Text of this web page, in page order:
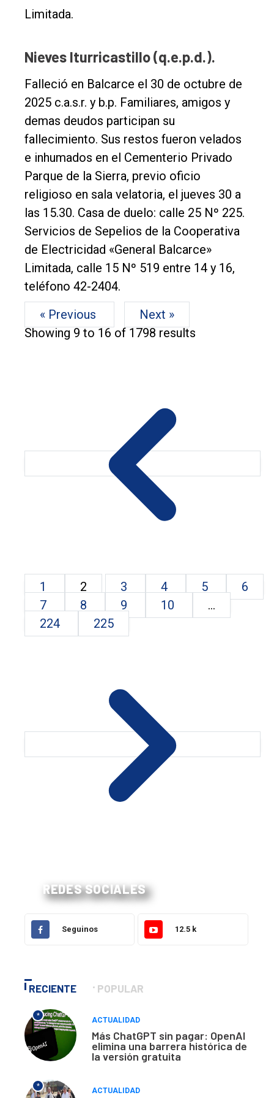
Limitada.
Nieves Iturricastillo (q.e.p.d.).
Falleció en Balcarce el 30 de octubre de
2025 c.a.s.r. y b.p. Familiares, amigos y
demas deudos participan su
fallecimiento. Sus restos fueron velados
e inhumados en el Cementerio Privado
Parque de la Sierra, previo oficio
religioso en sala velatoria, el jueves 30 a
las 15.30. Casa de duelo: calle 25 Nº 225.
Servicios de Sepelios de la Cooperativa
de Electricidad «General Balcarce»
Limitada, calle 15 Nº 519 entre 14 y 16,
teléfono 42-2404.
« Previous
Next »
Showing 9 to 16 of 1798 results
1 2 3 4 5
6
7
8 9 10
...
224
225
REDES SOCIALES
Seguinos 12.5 k
RECIENTE POPULAR
*
ACTUALIDAD
Más ChatGPT sin pagar: OpenAI
elimina una barrera histórica de
la versión gratuita
*
ACTUALIDAD